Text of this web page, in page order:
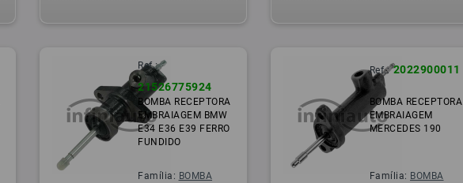
Ref.:
21526775924
BOMBA RECEPTORA
EMBRAIAGEM BMW
E34 E36 E39 FERRO
FUNDIDO
Família: BOMBA
Ref.: 2022900011
BOMBA RECEPTORA
EMBRAIAGEM
MERCEDES 190
Família: BOMBA